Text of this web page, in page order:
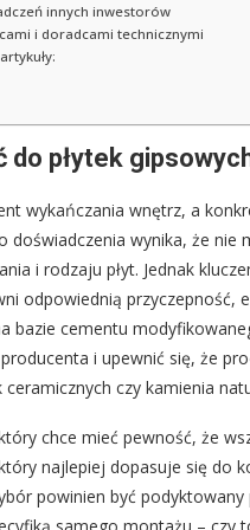
innych inwestorów
i doradcami technicznymi
do płytek
wykańczania wnętrz, a
doświadczenia wynika, że
i rodzaju płyt. Jednak
odpowiednią
bazie cementu
i upewnić się, że
ceramicznych czy kamienia
chce mieć pewność, że
najlepiej dopasuje się do
powinien być